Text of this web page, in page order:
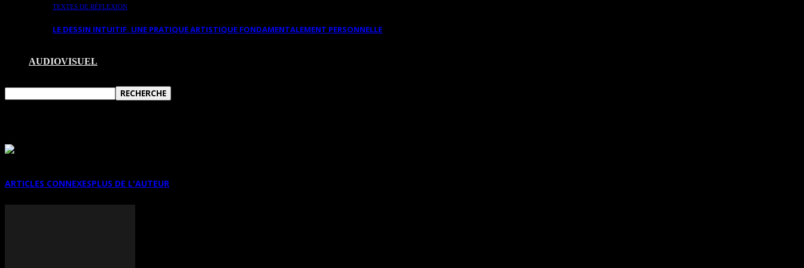
TEXTES DE RÉFLEXION
LE DESSIN INTUITIF. UNE PRATIQUE ARTISTIQUE FONDAMENTALEMENT PERSONNELLE
AUDIOVISUEL
ARTICLES CONNEXESPLUS DE L'AUTEUR